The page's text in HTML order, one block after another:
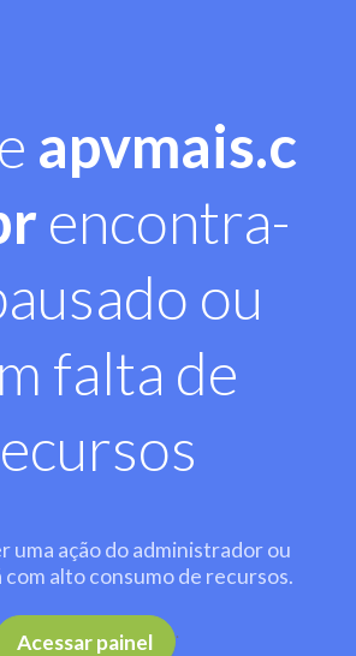
apvmais.c
encontra-
ou
falta de
uma ação do administrador ou
com alto consumo de recursos.
Acessar painel .